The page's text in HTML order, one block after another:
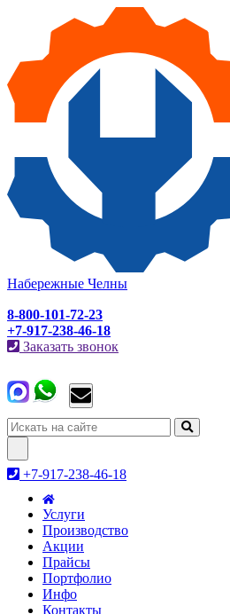
Набережные Челны
8-800-101-72-23
+7-917-238-46-18
Заказать звонок
Toggle
navigation
+7-917-238-46-18
Услуги
Производство
Акции
Прайсы
Портфолио
Инфо
Контакты